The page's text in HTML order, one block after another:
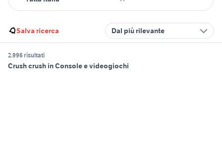
Salva ricerca Dal più rilevante
2.996 risultati
Crush crush in Console e videogiochi